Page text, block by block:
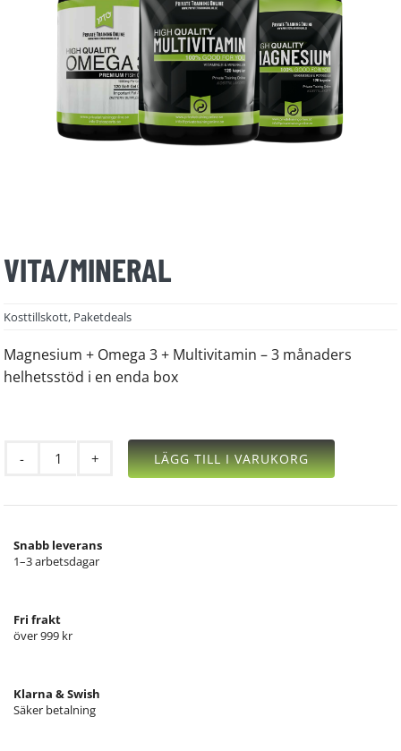
VITA/MINERAL
Kosttillskott, Paketdeals
Magnesium + Omega 3 + Multivitamin – 3 månaders
helhetsstöd i en enda box
VITA/MINERAL
LÄGG TILL I VARUKORG
Snabb leverans
1–3 arbetsdagar
Fri frakt
över 999 kr
Klarna & Swish
Säker betalning